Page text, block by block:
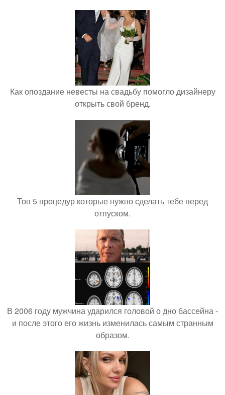
Как опоздание невесты на свадьбу помогло дизайнеру
открыть свой бренд.
Топ 5 процедур которые нужно сделать тебе перед
отпуском.
В 2006 году мужчина ударился головой о дно бассейна -
и после этого его жизнь изменилась самым странным
образом.